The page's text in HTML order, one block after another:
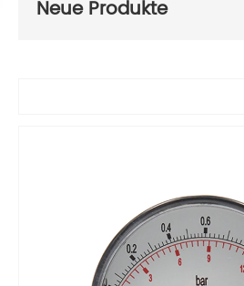
Neue Produkte